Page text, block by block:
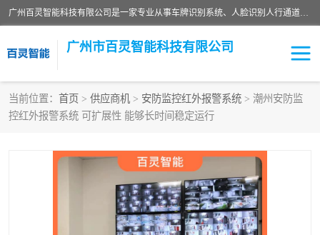
广州百灵智能科技有限公司是一家专业从事车牌识别系统、人脸识别人行通道、安防监控交通设施、停车场智能管理系统、停车场云平台、车牌识别一体机、自动道闸、通道设备、交通设施及交通划线等产品研发、生产和销售的高新技术企业。
广州市百灵智能科技有限公司
当前位置： 首页 > 供应商机 > 安防监控红外报警系统 > 潮州安防监
控红外报警系统 可扩展性 能够长时间稳定运行
安防监控红外报警系统 车牌识别系统
人脸识别系统